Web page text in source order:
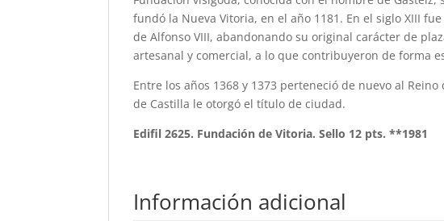
fundó la Nueva Vitoria, en el año 1181. En el siglo XIII
de Alfonso VIII, abandonando su original carácter de
artesanal y comercial, a lo que contribuyeron de forma
Entre los años 1368 y 1373 perteneció de nuevo al
de Castilla le otorgó el título de ciudad.
Edifil 2625. Fundación de Vitoria. Sello 12 pts. **1981
Información adicional